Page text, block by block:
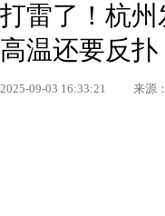
打雷了！杭
高温还要反扑
2025-09-03 16:33:21 来源